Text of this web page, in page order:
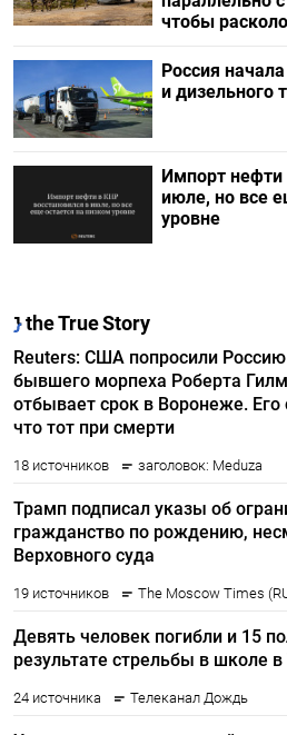
чтобы
Россия
и дизельного
Импорт нефти
июле, но все
уровне